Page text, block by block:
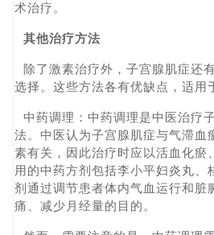
术治疗。
其他治疗方法
除了激素治疗外，子宫腺肌症还
选择。这些方法各有优缺点，适用
中药调理：中药调理是中医治疗
法。中医认为子宫腺肌症与气滞血
素有关，因此治疗时应以活血化瘀
用的中药方剂包括李小平妇炎丸、
剂通过调节患者体内气血运行和脏
痛、减少月经量的目的。